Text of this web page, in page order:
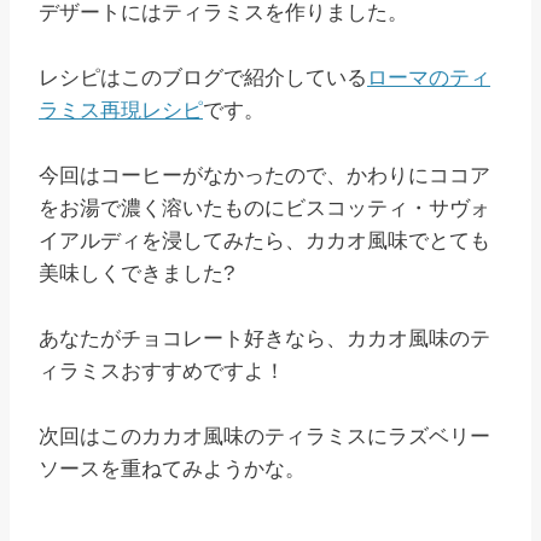
デザートにはティラミスを作りました。
レシピはこのブログで紹介している ローマのティ
ラミス再現レシピです。
今回はコーヒーがなかったので、かわりにココア
をお湯で濃く溶いたものにビスコッティ・サヴォ
イアルディを浸してみたら、カカオ風味でとても
美味しくできました?
あなたがチョコレート好きなら、カカオ風味のテ
ィラミスおすすめですよ！
次回はこのカカオ風味のティラミスにラズベリー
ソースを重ねてみようかな。